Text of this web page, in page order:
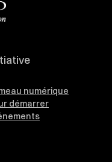
numérique
démarrer